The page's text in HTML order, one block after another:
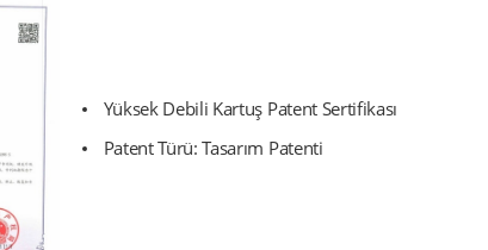
Yüksek Debili Kartuş Patent Sertifikası
Patent Türü: Tasarım Patenti